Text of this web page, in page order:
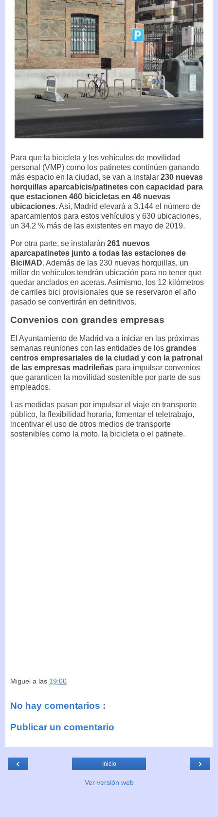
Para que la bicicleta y los vehículos de movilidad
personal (VMP) como los patinetes continúen ganando
más espacio en la ciudad, se van a instalar 230 nuevas
horquillas aparcabicis/patinetes con capacidad para
que estacionen 460 bicicletas en 46 nuevas
ubicaciones. Así, Madrid elevará a 3.144 el número de
aparcamientos para estos vehículos y 630 ubicaciones,
un 34,2 % más de las existentes en mayo de 2019.
Por otra parte, se instalarán 261 nuevos
aparcapatinetes junto a todas las estaciones de
BiciMAD. Además de las 230 nuevas horquillas, un
millar de vehículos tendrán ubicación para no tener que
quedar anclados en aceras. Asimismo, los 12 kilómetros
de carriles bici provisionales que se reservaron el año
pasado se convertirán en definitivos.
Convenios con grandes empresas
El Ayuntamiento de Madrid va a iniciar en las próximas
semanas reuniones con las entidades de los grandes
centros empresariales de la ciudad y con la patronal
de las empresas madrileñas para impulsar convenios
que garanticen la movilidad sostenible por parte de sus
empleados.
Las medidas pasan por impulsar el viaje en transporte
público, la flexibilidad horaria, fomentar el teletrabajo,
incentivar el uso de otros medios de transporte
sostenibles como la moto, la bicicleta o el patinete.
Miguel a las 19:00
No hay comentarios :
Publicar un comentario
‹ ›
Inicio
Ver versión web